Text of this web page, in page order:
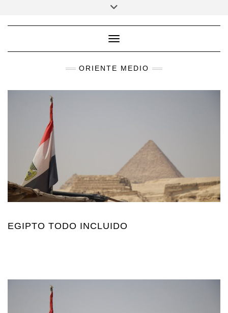
cabecera
Cambiar modo de
ORIENTE MEDIO
EGIPTO TODO INCLUIDO